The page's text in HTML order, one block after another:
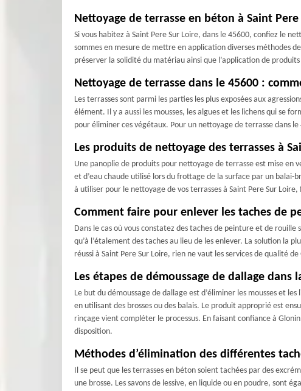
Nettoyage de terrasse en béton à Saint
Si vous habitez à Saint Pere Sur Loire, dans le 45600, confiez le
sommes en mesure de mettre en application diverses méthodes
préserver la solidité du matériau ainsi que l’application de
Nettoyage de terrasse dans le 45600 :
Les terrasses sont parmi les parties les plus exposées aux
élément. Il y a aussi les mousses, les algues et les lichens qui se
pour éliminer ces végétaux. Pour un nettoyage de terrasse dans
Les produits de nettoyage des terrasses à
Une panoplie de produits pour nettoyage de terrasse est mise
et d’eau chaude utilisé lors du frottage de la surface par un balai-
à utiliser pour le nettoyage de vos terrasses à Saint Pere Sur
Comment faire pour enlever les taches de
Dans le cas où vous constatez des taches de peinture et de
qu’à l’étalement des taches au lieu de les enlever. La solution la
réussi à Saint Pere Sur Loire, rien ne vaut les services de qualité
Les étapes de démoussage de dallage dans
Le but du démoussage de dallage est d’éliminer les mousses et
en utilisant des brosses ou des balais. Le produit approprié est
rinçage vient compléter le processus. En faisant confiance à
disposition.
Méthodes d’élimination des différentes
Il se peut que les terrasses en béton soient tachées par des
une brosse. Les savons de lessive, en liquide ou en poudre, sont